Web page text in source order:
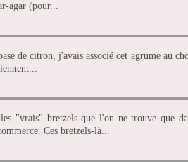
agar (pour...
de citron, j'avais associé cet agrume au
"vrais" bretzels que l'on ne trouve que
Ces bretzels-là...